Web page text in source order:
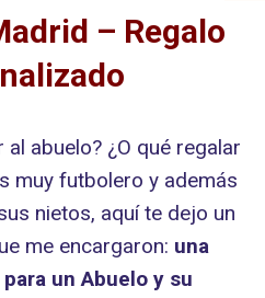
– Regalo
abuelo? ¿O qué regalar
muy futbolero y además
nietos, aquí te dejo un
me encargaron: una
un Abuelo y su